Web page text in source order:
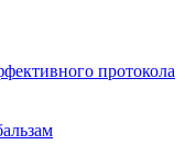
протокола